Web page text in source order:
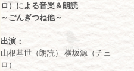
ロ）による音楽＆朗読
～ごんぎつね他～
出演：
山根基世（朗読） 横坂源（チェ
ロ）